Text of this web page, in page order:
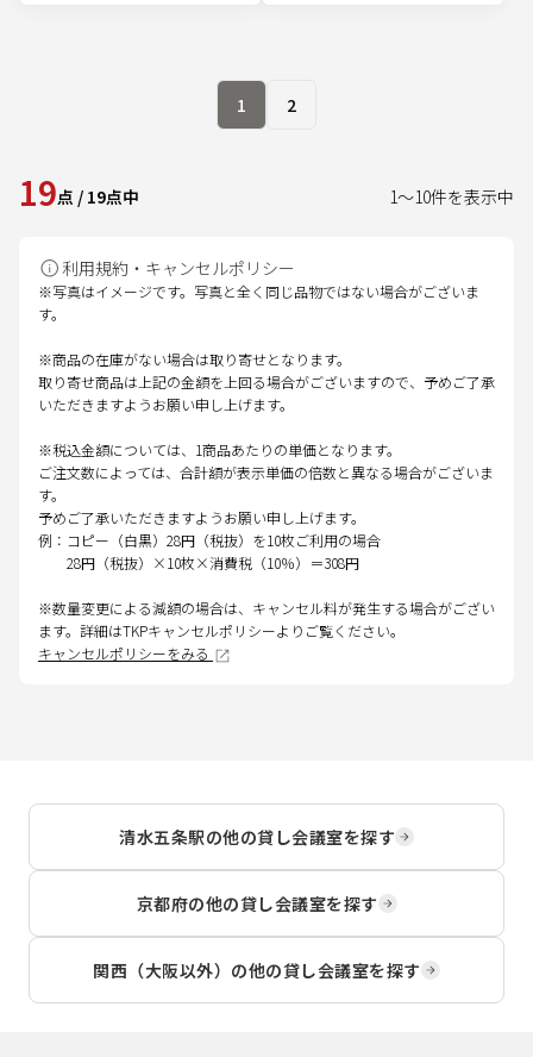
1 2
19点 / 19点中 1～10件を表示中
利用規約・キャンセルポリシー
※写真はイメージです。写真と全く同じ品物ではない場合がございま
す。
※商品の在庫がない場合は取り寄せとなります。
取り寄せ商品は上記の金額を上回る場合がございますので、予めご了承
いただきますようお願い申し上げます。
※税込金額については、1商品あたりの単価となります。
ご注文数によっては、合計額が表示単価の倍数と異なる場合がございま
す。
予めご了承いただきますようお願い申し上げます。
例：コピー（白黒）28円（税抜）を10枚ご利用の場合
28円（税抜）×10枚×消費税（10％）＝308円
※数量変更による減額の場合は、キャンセル料が発生する場合がござい
ます。詳細はTKPキャンセルポリシーよりご覧ください。
キャンセルポリシーをみる
清水五条駅の他の貸し会議室を探す
京都府の他の貸し会議室を探す
関西（大阪以外） の他の貸し会議室を探す